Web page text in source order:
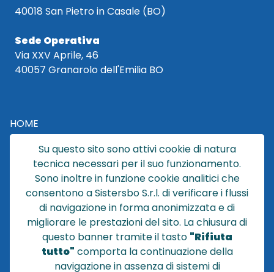
40018 San Pietro in Casale (BO)
Sede Operativa
Via XXV Aprile, 46
40057 Granarolo dell'Emilia BO
HOME
CATALOGO
CHI SIAMO
NEWS
CONTATTACI
CONDIZIONI DI VENDITA
POLICY PRIVACY
NOTE LEGALI
Su questo sito sono attivi cookie di natura
tecnica necessari per il suo funzionamento.
Sono inoltre in funzione cookie analitici che
consentono a Sistersbo S.r.l. di verificare i flussi
di navigazione in forma anonimizzata e di
migliorare le prestazioni del sito. La chiusura di
questo banner tramite il tasto "Rifiuta
tutto" comporta la continuazione della
navigazione in assenza di sistemi di